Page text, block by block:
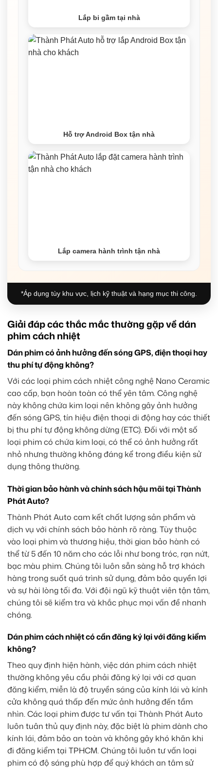
Lắp bi gầm tại nhà
Hỗ trợ Android Box tận nhà
Lắp camera hành trình tận nhà
*Áp dụng tùy khu vực, lịch kỹ thuật và hạng mục thi công.
Giải đáp các thắc mắc thường gặp về dán
phim cách nhiệt
Dán phim có ảnh hưởng đến sóng GPS, điện thoại hay
thu phí tự động không?
Với các loại phim cách nhiệt công nghệ Nano Ceramic
cao cấp, bạn hoàn toàn có thể yên tâm. Công nghệ
này không chứa kim loại nên không gây ảnh hưởng
đến sóng GPS, tín hiệu điện thoại di động hay các thiết
bị thu phí tự động không dừng (ETC). Đối với một số
loại phim có chứa kim loại, có thể có ảnh hưởng rất
nhỏ nhưng thường không đáng kể trong điều kiện sử
dụng thông thường.
Thời gian bảo hành và chính sách hậu mãi tại Thành
Phát Auto?
Thành Phát Auto cam kết chất lượng sản phẩm và
dịch vụ với chính sách bảo hành rõ ràng. Tùy thuộc
vào loại phim và thương hiệu, thời gian bảo hành có
thể từ 5 đến 10 năm cho các lỗi như bong tróc, rạn nứt,
bạc màu phim. Chúng tôi luôn sẵn sàng hỗ trợ khách
hàng trong suốt quá trình sử dụng, đảm bảo quyền lợi
và sự hài lòng tối đa. Với đội ngũ kỹ thuật viên tận tâm,
chúng tôi sẽ kiểm tra và khắc phục mọi vấn đề nhanh
chóng.
Dán phim cách nhiệt có cần đăng ký lại với đăng kiểm
không?
Theo quy định hiện hành, việc dán phim cách nhiệt
thường không yêu cầu phải đăng ký lại với cơ quan
đăng kiểm, miễn là độ truyền sáng của kính lái và kính
cửa không quá thấp đến mức ảnh hưởng đến tầm
nhìn. Các loại phim được tư vấn tại Thành Phát Auto
luôn tuân thủ quy định này, đặc biệt là phim dành cho
kính lái, đảm bảo an toàn và không gây khó khăn khi
đi đăng kiểm tại TPHCM. Chúng tôi luôn tư vấn loại
phim có độ sáng phù hợp để quý khách an tâm sử